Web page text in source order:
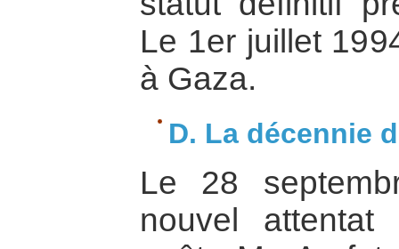
Le 1er juillet
à Gaza.
D. La décennie
Le 28
nouvel